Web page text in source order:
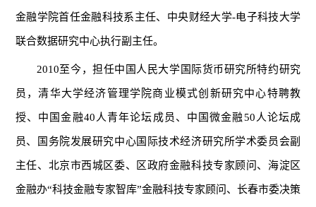
金融学院首任金融科技系主任、中央财经大学-电子科技大学
联合数据研究中心执行副主任。
2010至今，担任中国人民大学国际货币研究所特约研究
员，清华大学经济管理学院商业模式创新研究中心特聘教
授、中国金融40人青年论坛成员、中国微金融50人论坛成
员、国务院发展研究中心国际技术经济研究所学术委员会副
主任、北京市西城区委、区政府金融科技专家顾问、海淀区
金融办“科技金融专家智库”金融科技专家顾问、长春市委决策